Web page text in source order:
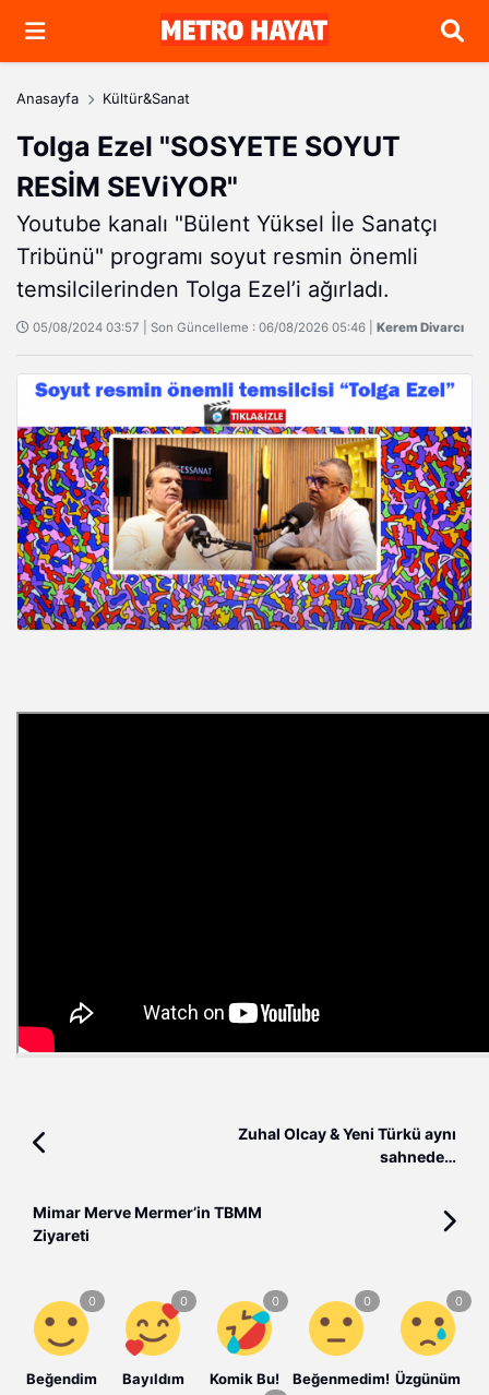
Arama
Anasayfa Kültür&Sanat
Tolga Ezel "SOSYETE SOYUT
RESİM SEViYOR"
Youtube kanalı "Bülent Yüksel İle Sanatçı
Tribünü" programı soyut resmin önemli
temsilcilerinden Tolga Ezel’i ağırladı.
05/08/2024 03:57 | Son Güncelleme : 06/08/2026 05:46 | Kerem Divarcı
Zuhal Olcay & Yeni Türkü aynı
sahnede…
Mimar Merve Mermer’in TBMM
Ziyareti
Beğendim Bayıldım Komik Bu! Beğenmedim! Üzgünüm